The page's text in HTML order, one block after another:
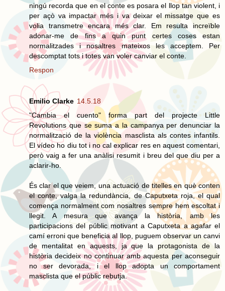
ningú recorda que en el conte es posara el llop tan violent, i
per açò va impactar més i va deixar el missatge que es
volia transmetre encara més clar. Em resulta increïble
adonar-me de fins a quin punt certes coses estan
normalitzades i nosaltres mateixos les acceptem. Per
descomptat tots i totes van voler canviar el conte.
Respon
Emilio Clarke 14.5.18
"Cambia el cuento" forma part del projecte Little
Revolutions que se suma a la campanya per denunciar la
normalització de la violència masclista als contes infantils.
El vídeo ho diu tot i no cal explicar res en aquest comentari,
però vaig a fer una anàlisi resumit i breu del que diu per a
aclarir-ho.
És clar el que veiem, una actuació de titelles en què conten
el conte, valga la redundància, de Caputxeta roja, el qual
comença normalment com nosaltres sempre hem escoltat i
llegit. A mesura que avança la història, amb les
participacions del públic motivant a Caputxeta a agafar el
camí erroni que beneficia al llop, puguem observar un canvi
de mentalitat en aquests, ja que la protagonista de la
història decideix no continuar amb aquesta per aconseguir
no ser devorada, i el llop adopta un comportament
masclista que el públic rebutja.